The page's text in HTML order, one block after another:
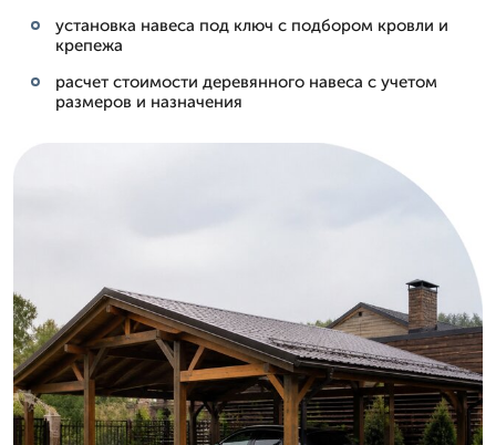
установка навеса под ключ с подбором кровли и
крепежа
расчет стоимости деревянного навеса с учетом
размеров и назначения